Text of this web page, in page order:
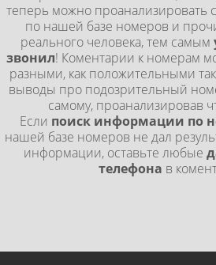
теперь можно проанализировать
по нашей базе номеров и
реального человека, тем самым
звонил! Коментарии к номерам
разными, как положительными
выводы про подозрительный
самому, проанализировав
Если поиск информации по
нашей базе номеров не дал
информации, оставьте любые
телефона в